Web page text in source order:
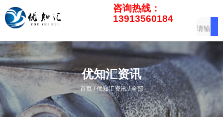
咨询热线：
13913560184
优知汇资讯
首页/优知汇资讯 /全部